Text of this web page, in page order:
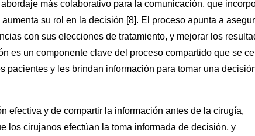
más colaborativo para la comunicación, que
su rol en la decisión [8]. El proceso apunta a
con sus elecciones de tratamiento, y mejorar los
es un componente clave del proceso compartido que se
pacientes y les brindan información para tomar una
efectiva y de compartir la información antes de la cirugía,
los cirujanos efectúan la toma informada de decisión, y